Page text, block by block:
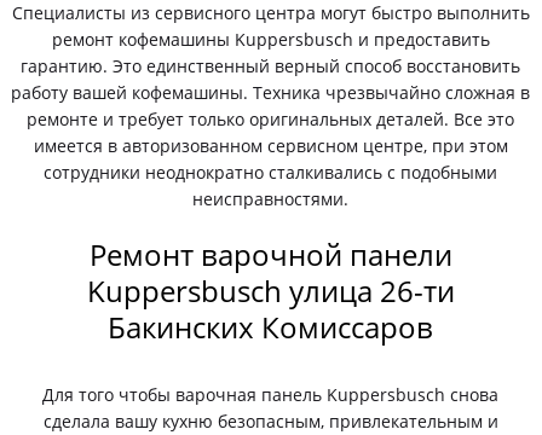
Специалисты из сервисного центра могут быстро выполнить
ремонт кофемашины Kuppersbusch и предоставить
гарантию. Это единственный верный способ восстановить
работу вашей кофемашины. Техника чрезвычайно сложная в
ремонте и требует только оригинальных деталей. Все это
имеется в авторизованном сервисном центре, при этом
сотрудники неоднократно сталкивались с подобными
неисправностями.
Ремонт варочной панели
Kuppersbusch улица 26-ти
Бакинских Комиссаров
Для того чтобы варочная панель Kuppersbusch снова
сделала вашу кухню безопасным, привлекательным и